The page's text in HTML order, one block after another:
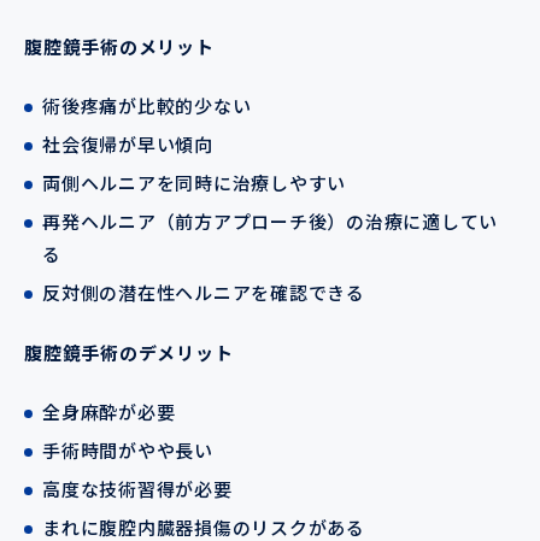
腹腔鏡手術のメリット
術後疼痛が比較的少ない
社会復帰が早い傾向
両側ヘルニアを同時に治療しやすい
再発ヘルニア（前方アプローチ後）の治療に適してい
る
反対側の潜在性ヘルニアを確認できる
腹腔鏡手術のデメリット
全身麻酔が必要
手術時間がやや長い
高度な技術習得が必要
まれに腹腔内臓器損傷のリスクがある